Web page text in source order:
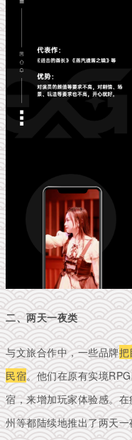
二、两天一夜类
与文旅合作中，一些品牌把
民宿。他们在原有实境
宿，来增加玩家体验感。
州等都陆续地推出了两天